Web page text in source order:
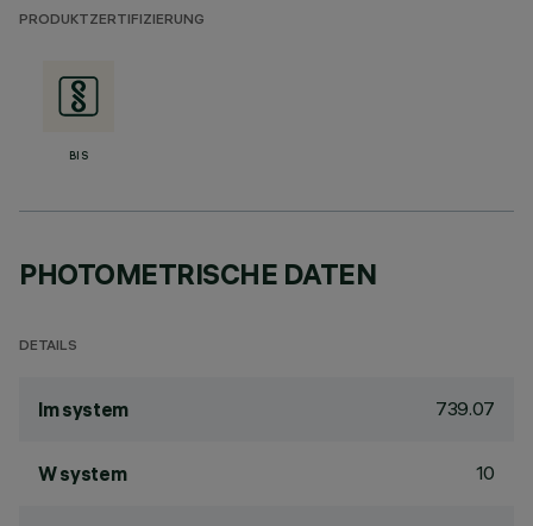
PRODUKTZERTIFIZIERUNG
BIS
PHOTOMETRISCHE DATEN
DETAILS
lm system 739.07
W system 10